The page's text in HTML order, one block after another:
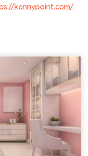
kennypaint.com/